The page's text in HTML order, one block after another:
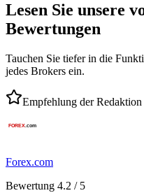
Lesen Sie unsere
Bewertungen
Tauchen Sie tiefer in die
jedes Brokers ein.
Empfehlung der Redaktion
Forex.com
Bewertung 4.2 / 5